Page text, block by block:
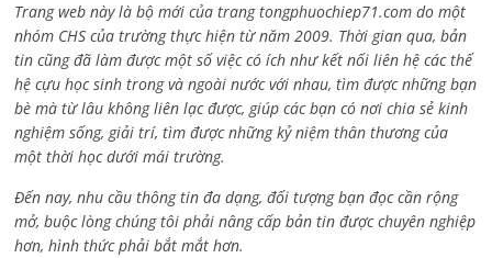
Trang web này là bộ mới của trang tongphuochiep71.com do một
nhóm CHS của trường thực hiện từ năm 2009. Thời gian qua, bản
tin cũng đã làm được một số việc có ích như kết nối liên hệ các thế
hệ cựu học sinh trong và ngoài nước với nhau, tìm được những bạn
bè mà từ lâu không liên lạc được, giúp các bạn có nơi chia sẻ kinh
nghiệm sống, giải trí, tìm được những kỷ niệm thân thương của
một thời học dưới mái trường.
Đến nay, nhu cầu thông tin đa dạng, đối tượng bạn đọc cần rộng
mở, buộc lòng chúng tôi phải nâng cấp bản tin được chuyên nghiệp
hơn, hình thức phải bắt mắt hơn.